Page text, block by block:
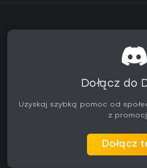
Dołącz do
Uzyskaj szybką pomoc od
z
Dołącz